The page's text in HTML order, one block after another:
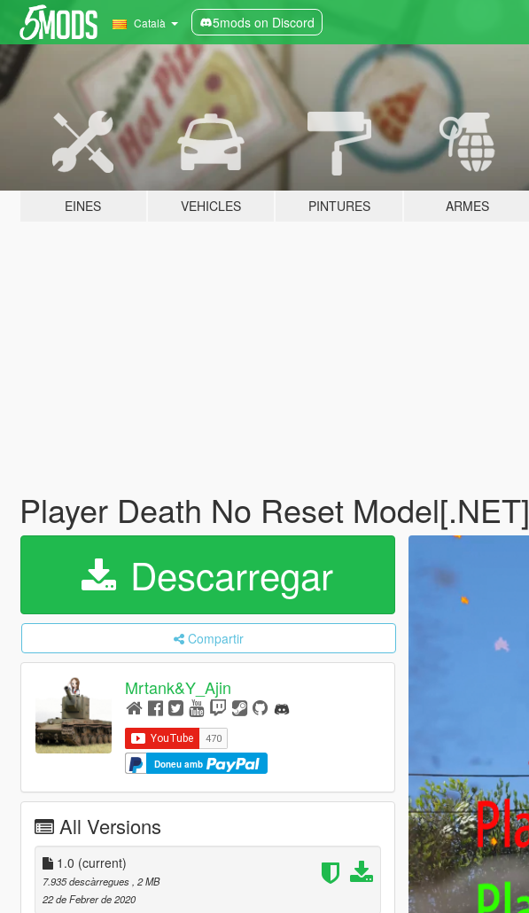
Català 5mods on Discord
EINES VEHICLES PINTURES ARMES
Player Death No Reset Model[.NET]
Descarregar
Compartir
Mrtank&Y_Ajin
Doneu amb
All Versions
1.0 (current)
7.935 descàrregues , 2 MB
22 de Febrer de 2020